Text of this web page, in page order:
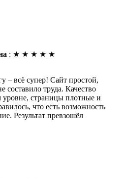
: ★ ★ ★ ★ ★
– всё супер! Сайт простой,
составило труда. Качество
страницы плотные и
что есть возможность
Результат превзошёл